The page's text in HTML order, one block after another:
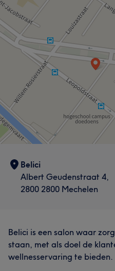
Belici
Albert Geudenstraat 4,
2800 2800 Mechelen
Belici is een salon waar
staan, met als doel de
wellnesservaring te bieden.